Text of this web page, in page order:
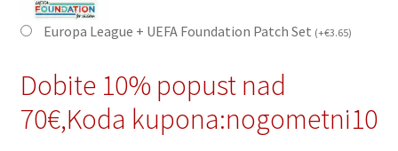
Europa League + UEFA Foundation Patch Set (+€3.65)
Dobite 10% popust nad
70€,Koda kupona:nogometni10